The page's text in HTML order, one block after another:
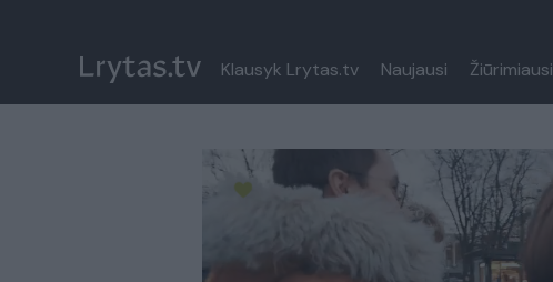
Klausyk Lrytas.tv Naujausi Žiūrimiausi
Paremkite Ukrainą